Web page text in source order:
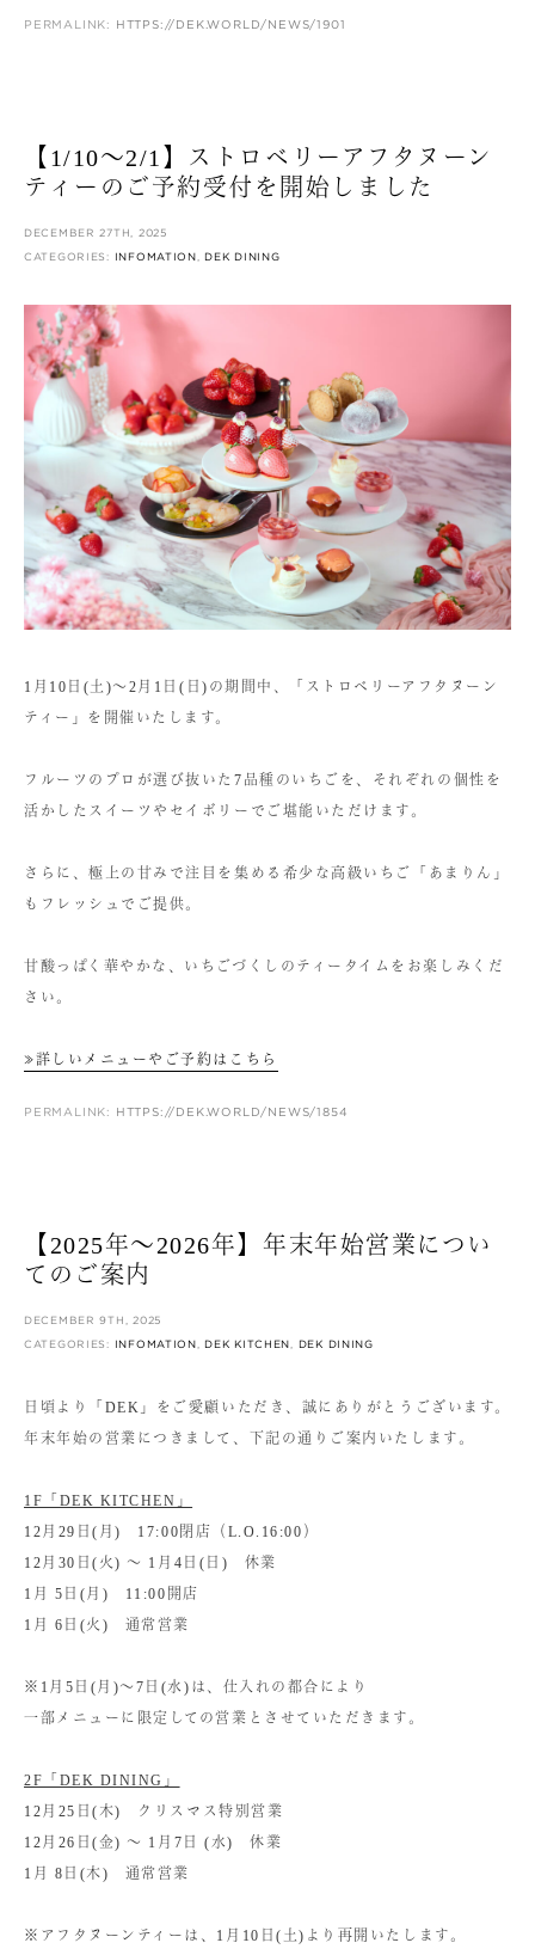
PERMALINK: HTTPS://DEK.WORLD/NEWS/1901
【1/10〜2/1】ストロベリーアフタヌーン
ティーのご予約受付を開始しました
DECEMBER 27TH, 2025
CATEGORIES: INFOMATION ,DEK DINING
1月10日(土)〜2月1日(日)の期間中、「ストロベリーアフタヌーン
ティー」を開催いたします。
フルーツのプロが選び抜いた7品種のいちごを、それぞれの個性を
活かしたスイーツやセイボリーでご堪能いただけます。
さらに、極上の甘みで注目を集める希少な高級いちご「あまりん」
もフレッシュでご提供。
甘酸っぱく華やかな、いちごづくしのティータイムをお楽しみくだ
さい。
≫詳しいメニューやご予約はこちら
PERMALINK: HTTPS://DEK.WORLD/NEWS/1854
【2025年〜2026年】年末年始営業につい
てのご案内
DECEMBER 9TH, 2025
CATEGORIES: INFOMATION ,DEK KITCHEN DEK DINING
日頃より「DEK」をご愛顧いただき、誠にありがとうございます。
年末年始の営業につきまして、下記の通りご案内いたします。
1F「DEK KITCHEN」
12月29日(月) 17:00閉店（L.O.16:00）
12月30日(火) 〜 1月4日(日) 休業
1月 5日(月) 11:00開店
1月 6日(火) 通常営業
※1月5日(月)〜7日(水)は、仕入れの都合により
一部メニューに限定しての営業とさせていただきます。
2F「DEK DINING」
12月25日(木) クリスマス特別営業
12月26日(金) 〜 1月7日 (水) 休業
1月 8日(木) 通常営業
※アフタヌーンティーは、1月10日(土)より再開いたします。